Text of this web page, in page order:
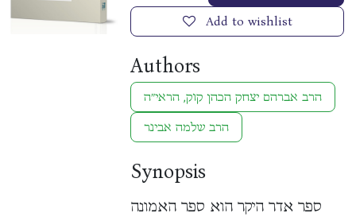
Add to wishlist
Authors
הרב אברהם יצחק הכהן קוק, הראי״ה
הרב שלמה אבינר
Synopsis
ספר אדר היקר הוא ספר האמונה